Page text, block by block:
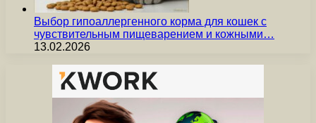
Выбор гипоаллергенного корма для кошек с
чувствительным пищеварением и кожными…
13.02.2026